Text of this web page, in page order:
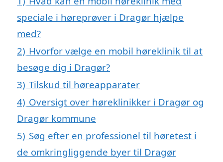
speciale i høreprøver i Dragør hjælpe
med?
2) Hvorfor vælge en mobil høreklinik til at
besøge dig i Dragør?
3) Tilskud til høreapparater
4) Oversigt over høreklinikker i Dragør og
Dragør kommune
5) Søg efter en professionel til høretest i
de omkringliggende byer til Dragør